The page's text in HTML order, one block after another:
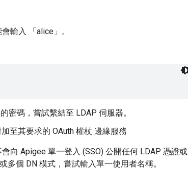
輸入 「alice」。
密碼，嘗試繫結至 LDAP 伺服器。
至其要求的 OAuth 權杖 邊緣服務
向 Apigee 單一登入 (SSO) 公開任何 LDAP 憑證或
多個 DN 模式，嘗試輸入單一使用者名稱。